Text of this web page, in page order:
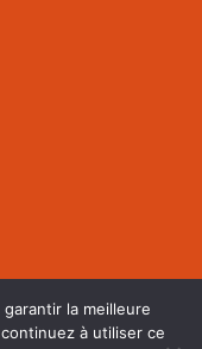
la meilleure
à utiliser ce